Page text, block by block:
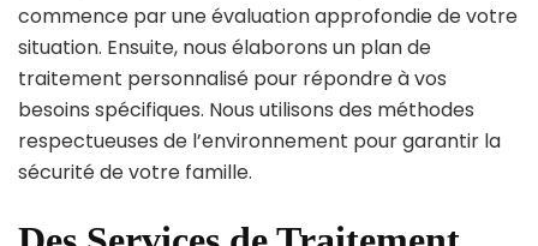
commence par une évaluation approfondie de votre
situation. Ensuite, nous élaborons un plan de
traitement personnalisé pour répondre à vos
besoins spécifiques. Nous utilisons des méthodes
respectueuses de l’environnement pour garantir la
sécurité de votre famille.